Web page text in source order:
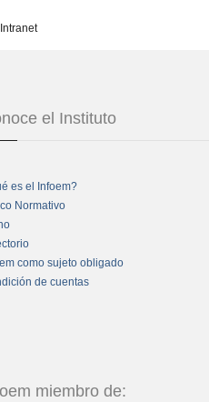
Intranet
el Instituto
es el Infoem?
Normativo
como sujeto obligado
de cuentas
miembro de: